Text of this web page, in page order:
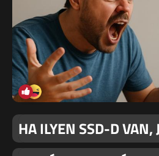
HA ILYEN SSD-D VAN,